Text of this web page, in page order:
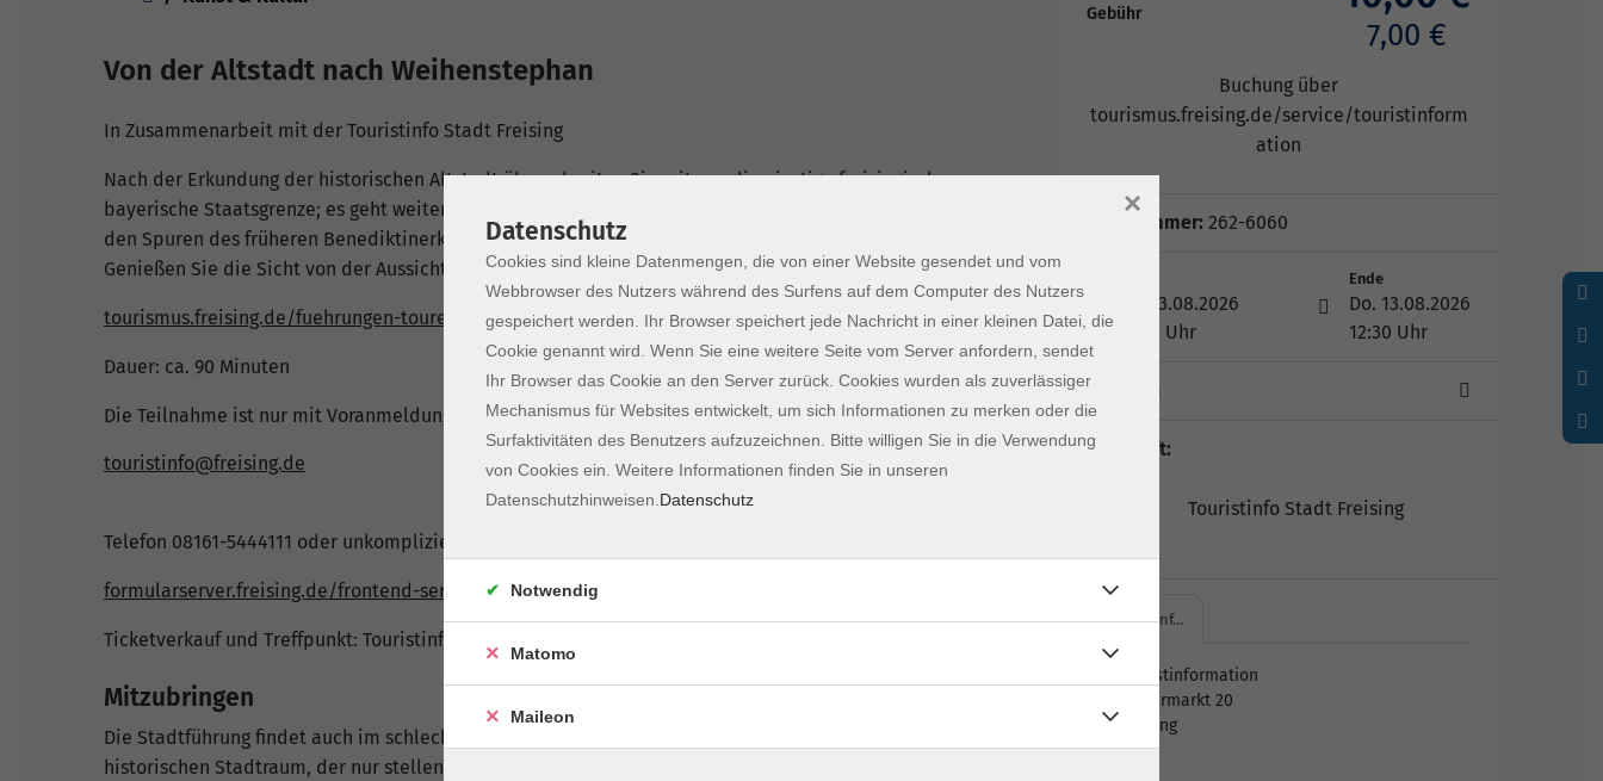
Von der Altstadt nach Weihenstephan
In Zusammenarbeit mit der Touristinfo Stadt Freising
Nach der Erkundung der historischen Altstadt überschreiten Sie mit uns die einstige freisingisch-
bayerische Staatsgrenze; es geht weiter entlang des Hofgartens und des Apothekergartens, vorbei an
den Spuren des früheren Benediktinerklosters Weihenstephan bis zur Bayerischen Staatsbrauerei.
Genießen Sie die Sicht von der Aussichtsterrasse auf das Alpenpanorama!
tourismus.freising.de/fuehrungen-touren/stadtfuehrungen-fuer-einzelgaeste.html
Dauer: ca. 90 Minuten
Die Teilnahme ist nur mit Voranmeldung möglich:
touristinfo@freising.de
Telefon 08161-5444111 oder unkompliziert über das Online-Formular:
formularserver.freising.de/frontend-server/form/provide/1152/
Ticketverkauf und Treffpunkt: Touristinformation, Marienplatz 7 im ASAM, 85354 Freising
Mitzubringen
Die Stadtführung findet auch im schlechten Wetter statt. Die Führungsrouten führen durch den
historischen Stadtraum, der nur stellenweise barrierefrei ausgebaut ist. Der Fußweg auf den Domberg
Gebühr
7,00 €
Buchung über
tourismus.freising.de/service/touristinform
ation
Kursnummer: 262-6060
Do. 13.08.2026
11:00 Uhr
Ende
Do. 13.08.2026
12:30 Uhr
1 Termin
Lehrkraft:
Touristinfo Stadt Freising
Touristinf…
Touristinformation
Rindermarkt 20
Freising
Raum
Datenschutz
Cookies sind kleine Datenmengen, die von einer Website gesendet und vom
Webbrowser des Nutzers während des Surfens auf dem Computer des Nutzers
gespeichert werden. Ihr Browser speichert jede Nachricht in einer kleinen Datei, die
Cookie genannt wird. Wenn Sie eine weitere Seite vom Server anfordern, sendet
Ihr Browser das Cookie an den Server zurück. Cookies wurden als zuverlässiger
Mechanismus für Websites entwickelt, um sich Informationen zu merken oder die
Surfaktivitäten des Benutzers aufzuzeichnen. Bitte willigen Sie in die Verwendung
von Cookies ein. Weitere Informationen finden Sie in unseren
Datenschutzhinweisen. Datenschutz
×
Notwendig
Matomo
Maileon